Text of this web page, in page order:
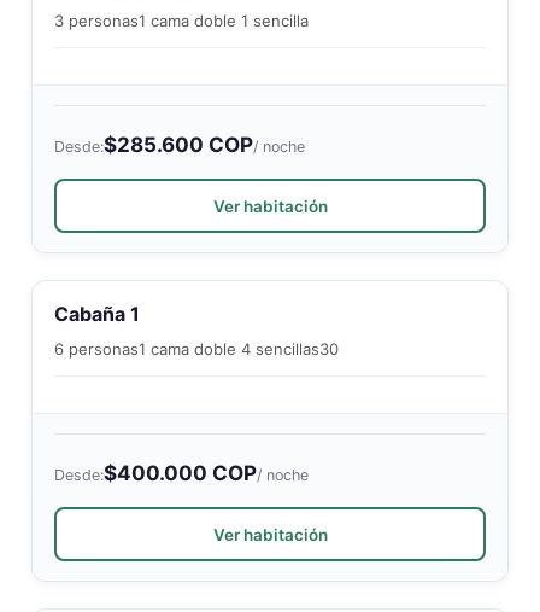
3 personas1 cama doble 1 sencilla
Desde:$285.600 COP/ noche
Ver habitación
Cabaña 1
6 personas1 cama doble 4 sencillas30
Desde:$400.000 COP/ noche
Ver habitación